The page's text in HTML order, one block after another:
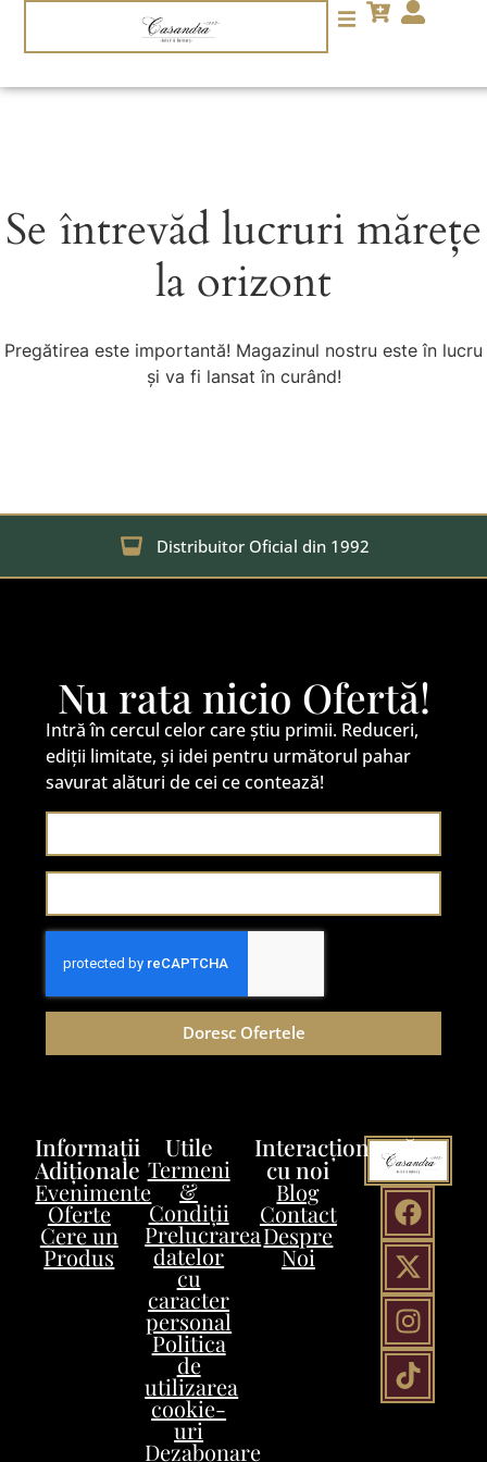
Se întrevăd lucruri mărețe
la orizont
Pregătirea este importantă! Magazinul nostru este în lucru
și va fi lansat în curând!
Distribuitor Oficial din 1992
Nu rata nicio Ofertă!
Intră în cercul celor care știu primii. Reduceri,
ediții limitate, și idei pentru următorul pahar
savurat alături de cei ce contează!
Doresc Ofertele
Interacționează
cu noi
Blog
Contact
Despre
Noi
Utile
Termeni
&
Condiții
Prelucrarea
datelor
cu
caracter
personal
Politica
de
utilizarea
cookie-
uri
Dezabonare
Informații
Adiționale
Evenimente
Oferte
Cere un
Produs